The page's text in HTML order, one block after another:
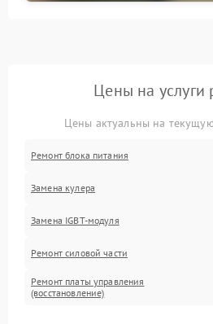
Цены на услуги
Цены актуальны на
Ремонт блока питания
Замена кулера
Замена IGBT-модуля
Ремонт силовой части
Ремонт платы управления
(восстановление)